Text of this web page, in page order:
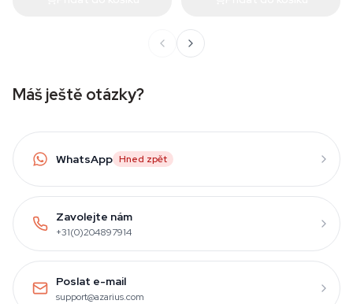
Máš ještě otázky?
WhatsApp Hned zpět
Zavolejte nám
+31(0)204897914
Poslat e-mail
support@azarius.com